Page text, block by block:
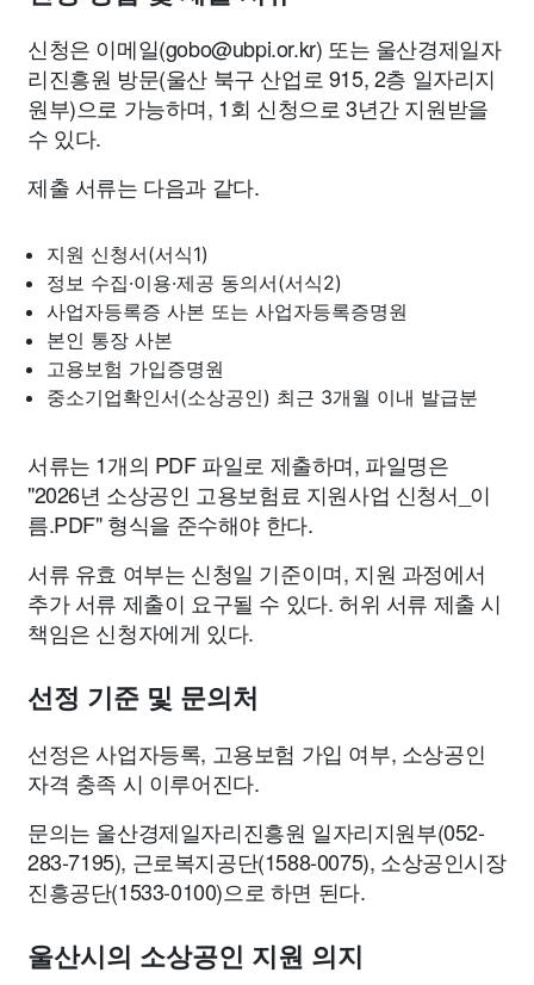
신청은 이메일(gobo@ubpi.or.kr) 또는 울산경제일자
리진흥원 방문(울산 북구 산업로 915, 2층 일자리지
원부)으로 가능하며, 1회 신청으로 3년간 지원받을
수 있다.
제출 서류는 다음과 같다.
지원 신청서(서식1)
정보 수집·이용·제공 동의서(서식2)
사업자등록증 사본 또는 사업자등록증명원
본인 통장 사본
고용보험 가입증명원
중소기업확인서(소상공인) 최근 3개월 이내 발급분
서류는 1개의 PDF 파일로 제출하며, 파일명은
"2026년 소상공인 고용보험료 지원사업 신청서_이
름.PDF" 형식을 준수해야 한다.
서류 유효 여부는 신청일 기준이며, 지원 과정에서
추가 서류 제출이 요구될 수 있다. 허위 서류 제출 시
책임은 신청자에게 있다.
선정 기준 및 문의처
선정은 사업자등록, 고용보험 가입 여부, 소상공인
자격 충족 시 이루어진다.
문의는 울산경제일자리진흥원 일자리지원부(052-
283-7195), 근로복지공단(1588-0075), 소상공인시장
진흥공단(1533-0100)으로 하면 된다.
울산시의 소상공인 지원 의지